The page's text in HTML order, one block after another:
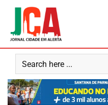
content